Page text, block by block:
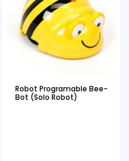
Robot Programable Bee-
Bot (Solo Robot)